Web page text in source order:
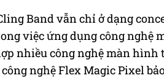
Band vẫn chỉ ở dạng
việc ứng dụng công nghệ
nhiều công nghệ màn hình
công nghệ Flex Magic Pixel